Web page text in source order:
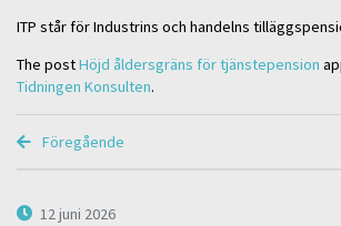
ITP står för Industrins och handelns
The postHöjd åldersgräns för tjänstepension
Tidningen Konsulten.
Föregående
12 juni 2026